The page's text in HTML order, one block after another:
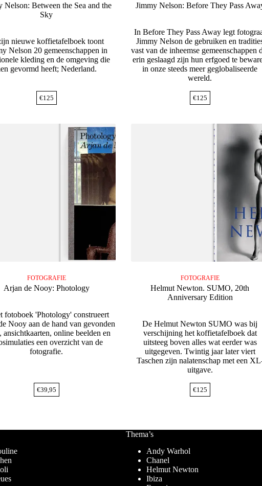
Nelson: Between the Sea and the
Sky
nieuwe koffietafelboek toont
Nelson 20 gemeenschappen in
kleding en de omgeving die
gevormd heeft; Nederland.
€125
Jimmy Nelson: Before They Pass
In Before They Pass Away legt
Jimmy Nelson de gebruiken en
vast van de inheemse gemeenschappen
erin geslaagd zijn hun erfgoed te
in onze steeds meer geglobaliseerde
wereld.
€125
FOTOGRAFIE
Arjan de Nooy: Photology
fotoboek 'Photology' construeert
Nooy aan de hand van gevonden
ansichtkaarten, online beelden en
een overzicht van de
fotografie.
€39,95
FOTOGRAFIE
Helmut Newton. SUMO, 20th
Anniversary Edition
De Helmut Newton SUMO was bij
verschijning het koffietafelboek dat
uitsteeg boven alles wat eerder was
uitgegeven. Twintig jaar later viert
Taschen zijn nalatenschap met een
uitgave.
€125
Thema’s
Andy Warhol
Chanel
Helmut Newton
Ibiza